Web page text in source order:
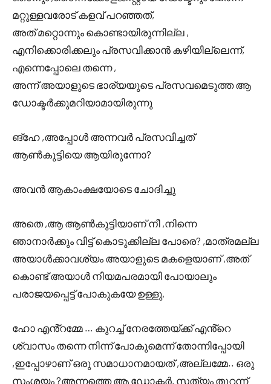
മറ്റുള്ളവരോട് കളവ് പറഞ്ഞത്,
അത് മറ്റൊന്നും കൊണ്ടായിരുന്നില്ല ,
എനിക്കൊരിക്കലും പ്രസവിക്കാൻ കഴിയില്ലെന്ന്,
എന്നെപ്പോലെ തന്നെ ,
അന്ന് അയാളുടെ ഭാര്യയുടെ പ്രസവമെടുത്ത ആ
ഡോക്ടർക്കുമറിയാമായിരുന്നു
ങ്ഹേ ,അപ്പോൾ അന്നവർ പ്രസവിച്ചത്
ആൺകുട്ടിയെ ആയിരുന്നോ?
അവൻ ആകാംക്ഷയോടെ ചോദിച്ചു
അതെ ,ആ ആൺകുട്ടിയാണ് നീ ,നിന്നെ
ഞാനാർക്കും വിട്ട് കൊടുക്കില്ല പോരെ? ,മാത്രമല്ല
അയാൾക്കാവശ്യം അയാളുടെ മകളെയാണ് ,അത്
കൊണ്ട് അയാൾ നിയമപരമായി പോയാലും
പരാജയപ്പെട്ട് പോകുകയേ ഉള്ളു,
ഹോ എൻ്റമ്മേ … കുറച്ച് നേരത്തേയ്ക്ക് എൻ്റെ
ശ്വാസം തന്നെ നിന്ന് പോകുമെന്ന് തോന്നിപ്പോയി
,ഇപ്പോഴാണ് ഒരു സമാധാനമായത് ,അല്ലമ്മേ.. ഒരു
സംശയം ?അന്നത്തെ ആ ഡോക്ടർ, സത്യം തുറന്ന്